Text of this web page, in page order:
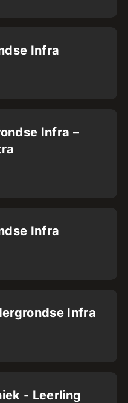
Infra
Infra –
Infra
Infra
- Leerling